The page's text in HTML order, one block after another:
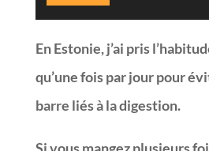
En Estonie, j’ai pris
qu’une fois par jour pour
barre liés à la digestion.